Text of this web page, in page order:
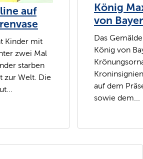
auf
Kinder mit
zwei Mal
starben
zur Welt. Die
König
von
Das
König von
auf dem
sowie dem...